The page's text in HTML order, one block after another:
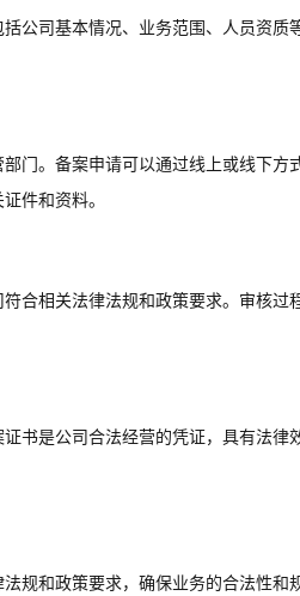
公司基本情况、业务范围、人员资
门。备案申请可以通过线上或线下
件和资料。
合相关法律法规和政策要求。审核过
书是公司合法经营的凭证，具有法律效
规和政策要求，确保业务的合法性